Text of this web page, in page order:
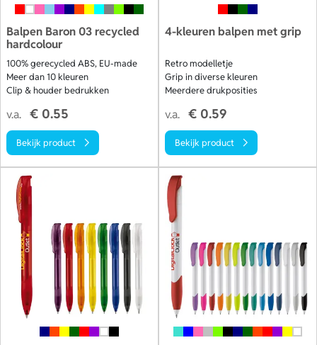
Balpen Baron 03 recycled
hardcolour
100% gerecycled ABS, EU-made
Meer dan 10 kleuren
Clip & houder bedrukken
v.a. € 0.55
Bekijk product
4-kleuren balpen met grip
Retro modelletje
Grip in diverse kleuren
Meerdere drukposities
v.a. € 0.59
Bekijk product